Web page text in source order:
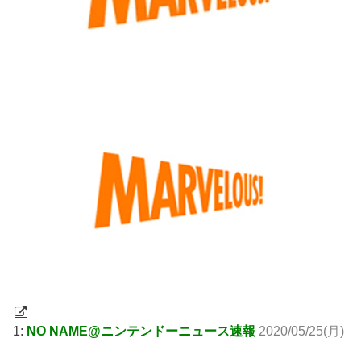
1: NO NAME@ニンテンドーニュース速報 2020/05/25(月)